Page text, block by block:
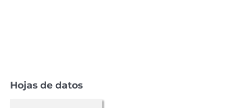
Hojas de datos